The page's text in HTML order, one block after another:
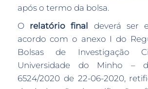
após o termo da bolsa.
O relatório final
deverá ser
acordo com o anexo I do
Bolsas de Investigação
Universidade do Minho –
6524/2020 de 22-06-2020,